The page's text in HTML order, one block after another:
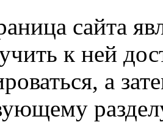
сайта
к ней
а